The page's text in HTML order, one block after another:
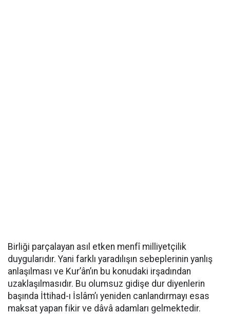
Birliği parçalayan asıl etken menfî milliyetçilik
duygularıdır. Yani farklı yaradılışın sebeplerinin yanlış
anlaşılması ve Kur’ân’ın bu konudaki irşadından
uzaklaşılmasıdır. Bu olumsuz gidişe dur diyenlerin
başında İttihad-ı İslâm’ı yeniden canlandırmayı esas
maksat yapan fikir ve dâvâ adamları gelmektedir.